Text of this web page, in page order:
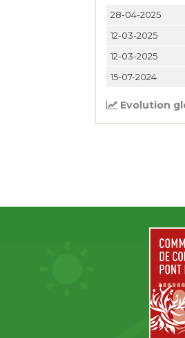
28-04-2025
12-03-2025
12-03-2025
15-07-2024
Evolution